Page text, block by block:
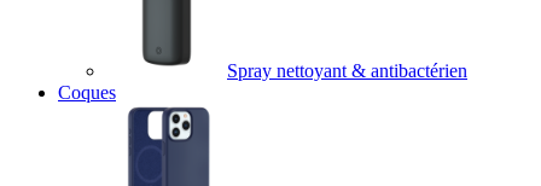
Spray nettoyant & antibactérien
Coques